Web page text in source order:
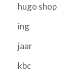
hugo shop
ing
jaar
kbc